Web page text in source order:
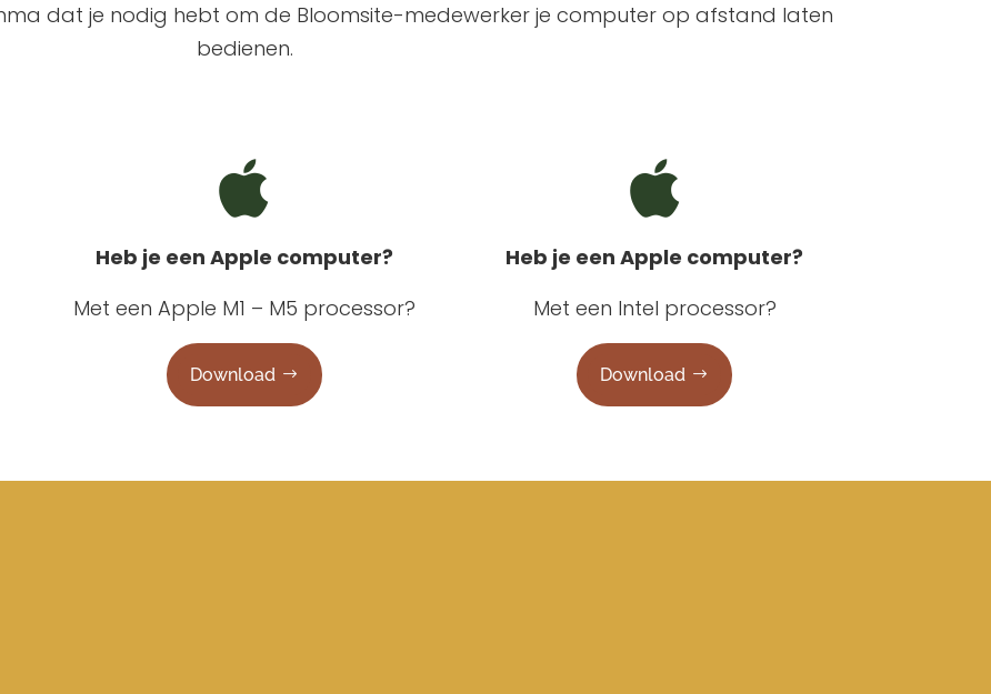
dat je nodig hebt om de Bloomsite-medewerker je computer op afstand laten
bedienen.

Heb je een Apple computer?
Met een Apple M1 – M5 processor?
Download

Heb je een Apple computer?
Met een Intel processor?
Download